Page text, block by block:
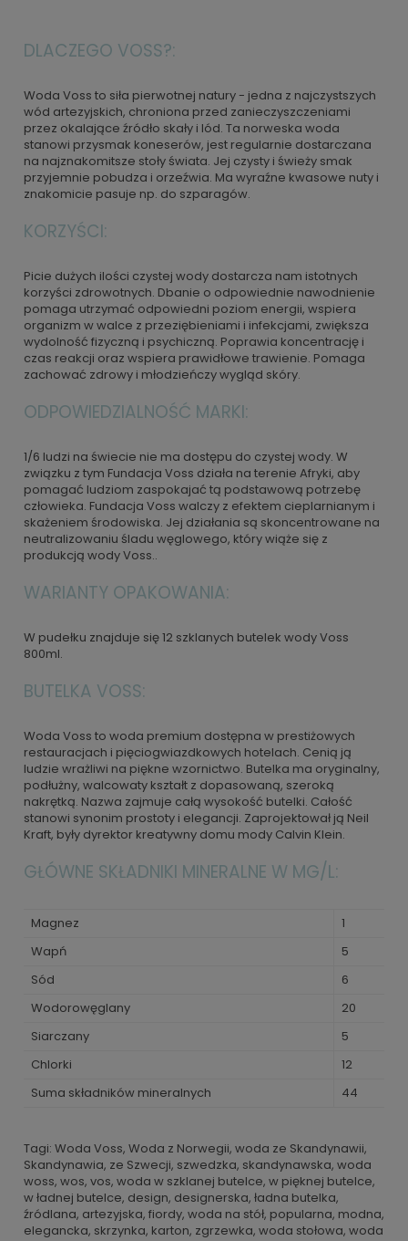
DLACZEGO VOSS?:
Woda Voss to siła pierwotnej natury - jedna z najczystszych
wód artezyjskich, chroniona przed zanieczyszczeniami
przez okalające źródło skały i lód. Ta norweska woda
stanowi przysmak koneserów, jest regularnie dostarczana
na najznakomitsze stoły świata. Jej czysty i świeży smak
przyjemnie pobudza i orzeźwia. Ma wyraźne kwasowe nuty i
znakomicie pasuje np. do szparagów.
KORZYŚCI:
Picie dużych ilości czystej wody dostarcza nam istotnych
korzyści zdrowotnych. Dbanie o odpowiednie nawodnienie
pomaga utrzymać odpowiedni poziom energii, wspiera
organizm w walce z przeziębieniami i infekcjami, zwiększa
wydolność fizyczną i psychiczną. Poprawia koncentrację i
czas reakcji oraz wspiera prawidłowe trawienie. Pomaga
zachować zdrowy i młodzieńczy wygląd skóry.
ODPOWIEDZIALNOŚĆ MARKI:
1/6 ludzi na świecie nie ma dostępu do czystej wody. W
związku z tym Fundacja Voss działa na terenie Afryki, aby
pomagać ludziom zaspokajać tą podstawową potrzebę
człowieka. Fundacja Voss walczy z efektem cieplarnianym i
skażeniem środowiska. Jej działania są skoncentrowane na
neutralizowaniu śladu węglowego, który wiąże się z
produkcją wody Voss..
WARIANTY OPAKOWANIA:
W pudełku znajduje się 12 szklanych butelek wody Voss
800ml.
BUTELKA VOSS:
Woda Voss to woda premium dostępna w prestiżowych
restauracjach i pięciogwiazdkowych hotelach. Cenią ją
ludzie wrażliwi na piękne wzornictwo. Butelka ma oryginalny,
podłużny, walcowaty kształt z dopasowaną, szeroką
nakrętką. Nazwa zajmuje całą wysokość butelki. Całość
stanowi synonim prostoty i elegancji. Zaprojektował ją Neil
Kraft, były dyrektor kreatywny domu mody Calvin Klein.
GŁÓWNE SKŁADNIKI MINERALNE W MG/L:
Magnez
1
Wapń
5
Sód
6
Wodorowęglany
20
Siarczany
5
Chlorki
12
Suma składników mineralnych
44
Tagi: Woda Voss, Woda z Norwegii, woda ze Skandynawii,
Skandynawia, ze Szwecji, szwedzka, skandynawska, woda
woss, wos, vos, woda w szklanej butelce, w pięknej butelce,
w ładnej butelce, design, designerska, ładna butelka,
źródlana, artezyjska, fiordy, woda na stół, popularna, modna,
elegancka, skrzynka, karton, zgrzewka, woda stołowa, woda